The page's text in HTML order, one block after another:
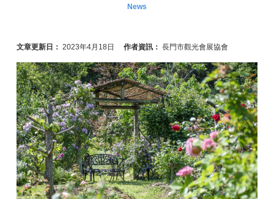
News
文章更新日： 2023年4月18日 作者資訊： 長門市觀光會展協會